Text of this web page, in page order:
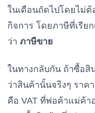
ในเดือนถัดไปโดยไม่ต้
กิจการ โดยภาษีที่เรีย
ว่า ภาษีขาย
ในทางกลับกัน ถ้าซื้อสิ
ว่าสินค้านั้นจริงๆ ราค
คือ VAT ที่พ่อค้าแม่ค้า